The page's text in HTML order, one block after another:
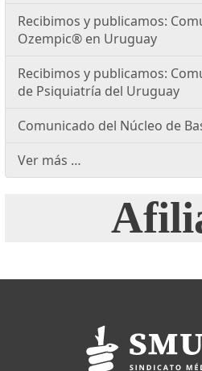
Recibimos y publicamos:
Ozempic® en Uruguay
Recibimos y publicamos:
de Psiquiatría del Uruguay
Comunicado del Núcleo de
Ver más …